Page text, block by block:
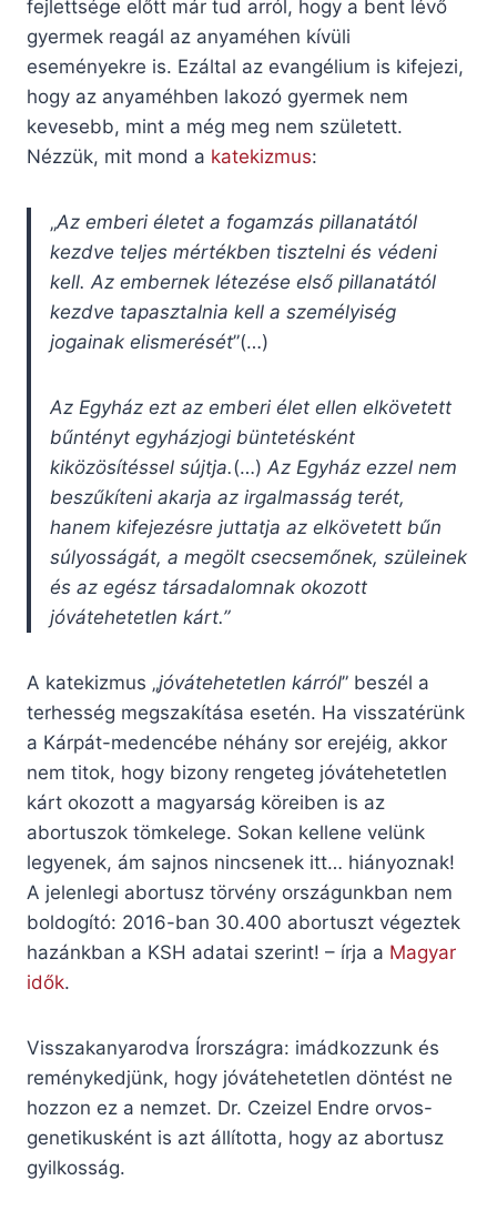
fejlettsége előtt már tud arról, hogy a bent lévő
gyermek reagál az anyaméhen kívüli
eseményekre is. Ezáltal az evangélium is kifejezi,
hogy az anyaméhben lakozó gyermek nem
kevesebb, mint a még meg nem született.
Nézzük, mit mond a katekizmus:
„Az emberi életet a fogamzás pillanatától
kezdve teljes mértékben tisztelni és védeni
kell. Az embernek létezése első pillanatától
kezdve tapasztalnia kell a személyiség
jogainak elismerését”(…)
Az Egyház ezt az emberi élet ellen elkövetett
bűntényt egyházjogi büntetésként
kiközösítéssel sújtja.(…) Az Egyház ezzel nem
beszűkíteni akarja az irgalmasság terét,
hanem kifejezésre juttatja az elkövetett bűn
súlyosságát, a megölt csecsemőnek, szüleinek
és az egész társadalomnak okozott
jóvátehetetlen kárt.”
A katekizmus „jóvátehetetlen kárról” beszél a
terhesség megszakítása esetén. Ha visszatérünk
a Kárpát-medencébe néhány sor erejéig, akkor
nem titok, hogy bizony rengeteg jóvátehetetlen
kárt okozott a magyarság köreiben is az
abortuszok tömkelege. Sokan kellene velünk
legyenek, ám sajnos nincsenek itt… hiányoznak!
A jelenlegi abortusz törvény országunkban nem
boldogító: 2016-ban 30.400 abortuszt végeztek
hazánkban a KSH adatai szerint! – írja a Magyar
idők.
Visszakanyarodva Írországra: imádkozzunk és
reménykedjünk, hogy jóvátehetetlen döntést ne
hozzon ez a nemzet. Dr. Czeizel Endre orvos-
genetikusként is azt állította, hogy az abortusz
gyilkosság.